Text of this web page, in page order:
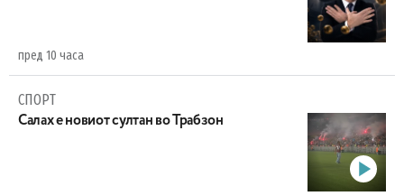
пред 10 часа
СПОРТ
Салах е новиот султан во Трабзон